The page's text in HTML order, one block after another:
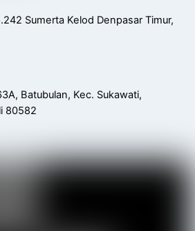
Sumerta Kelod Denpasar Timur,
Batubulan, Kec. Sukawati,
80582